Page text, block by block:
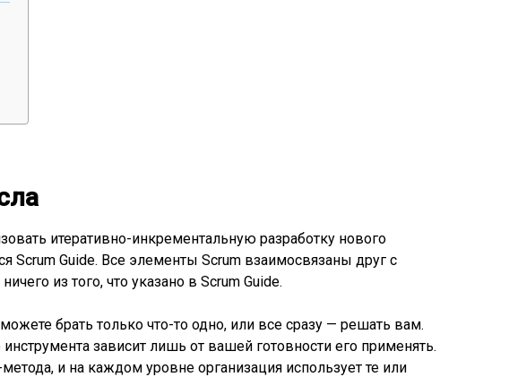
итеративно-инкрементальную разработку нового
Scrum Guide. Все элементы Scrum взаимосвязаны друг с
из того, что указано в Scrum Guide.
брать только что-то одно, или все сразу — решать вам.
зависит лишь от вашей готовности его применять.
и на каждом уровне организация использует те или